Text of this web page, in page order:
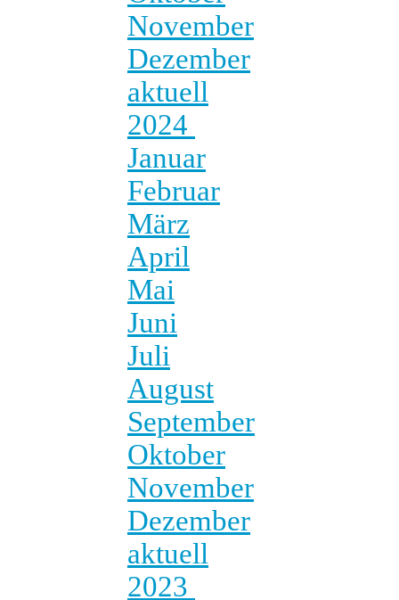
November
Dezember
aktuell
2024
Januar
Februar
März
April
Mai
Juni
Juli
August
September
Oktober
November
Dezember
aktuell
2023